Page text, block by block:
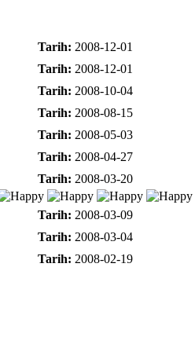
Tarih: 2008-12-01
Tarih: 2008-12-01
Tarih: 2008-10-04
Tarih: 2008-08-15
Tarih: 2008-05-03
Tarih: 2008-04-27
Tarih: 2008-03-20
Tarih: 2008-03-09
Tarih: 2008-03-04
Tarih: 2008-02-19